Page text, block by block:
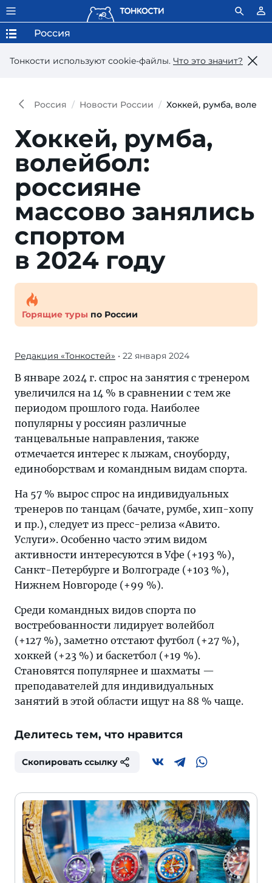
Тонкости используют сookie-файлы. Что это значит?
Россия
Россия Новости России Хоккей, румба,
Хоккей, румба,
волейбол:
россияне
массово занялись
спортом
в 2024 году
Горящие туры по России
Редакция «Тонкостей» • 22 января 2024
В январе 2024 г. спрос на занятия с тренером
увеличился на 14 % в сравнении с тем же
периодом прошлого года. Наиболее
популярны у россиян различные
танцевальные направления, также
отмечается интерес к лыжам, сноуборду,
единоборствам и командным видам спорта.
На 57 % вырос спрос на индивидуальных
тренеров по танцам (бачате, румбе, хип-хопу
и пр.), следует из пресс-релиза «Авито.
Услуги». Особенно часто этим видом
активности интересуются в Уфе (+193 %),
Санкт-Петербурге и Волгограде (+103 %),
Нижнем Новгороде (+99 %).
Среди командных видов спорта по
востребованности лидирует волейбол
(+127 %), заметно отстают футбол (+27 %),
хоккей (+23 %) и баскетбол (+19 %).
Становятся популярнее и шахматы —
преподавателей для индивидуальных
занятий в этой области ищут на 88 % чаще.
Делитесь тем, что нравится
Скопировать ссылку